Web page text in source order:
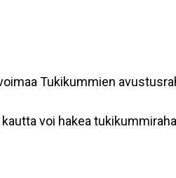
Tukikummien
voi hakea